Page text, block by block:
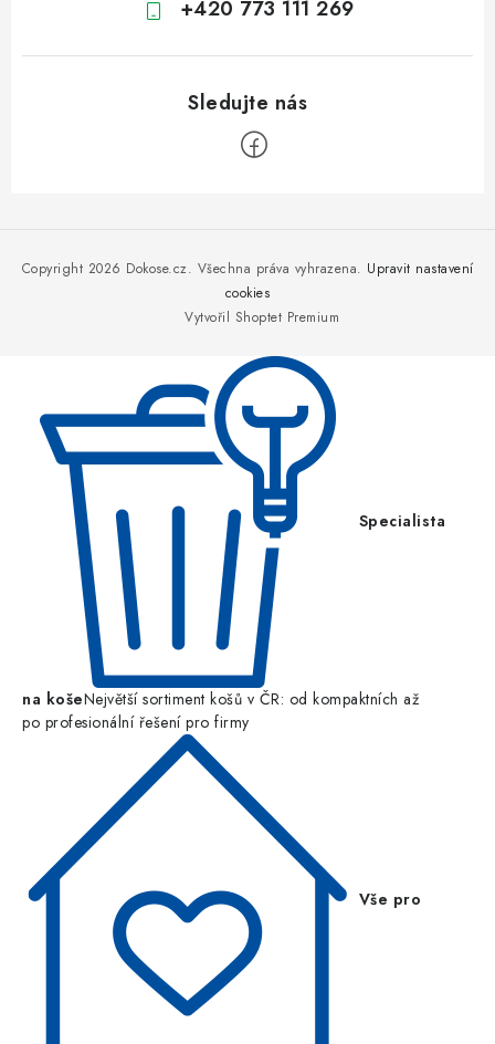
+420 773 111 269
Vytvořil Shoptet Premium
Copyright 2026 Dokose.cz. Všechna práva vyhrazena. Upravit nastavení
cookies
Specialista
na košeNejvětší sortiment košů v ČR: od kompaktních až
po profesionální řešení pro firmy
Vše pro